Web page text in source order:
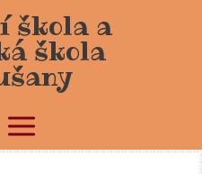
škola a
škola